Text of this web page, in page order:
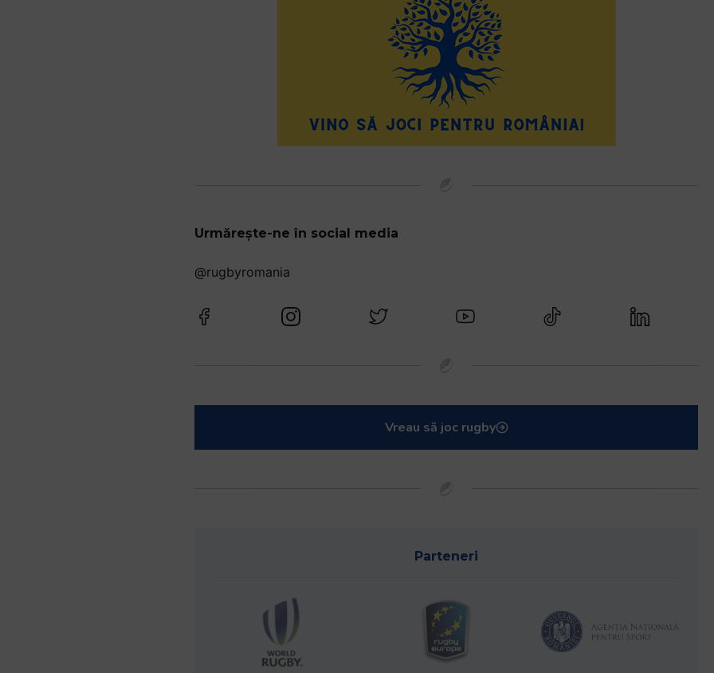
Urmărește-ne în social media
@rugbyromania
Vreau să joc rugby
Parteneri